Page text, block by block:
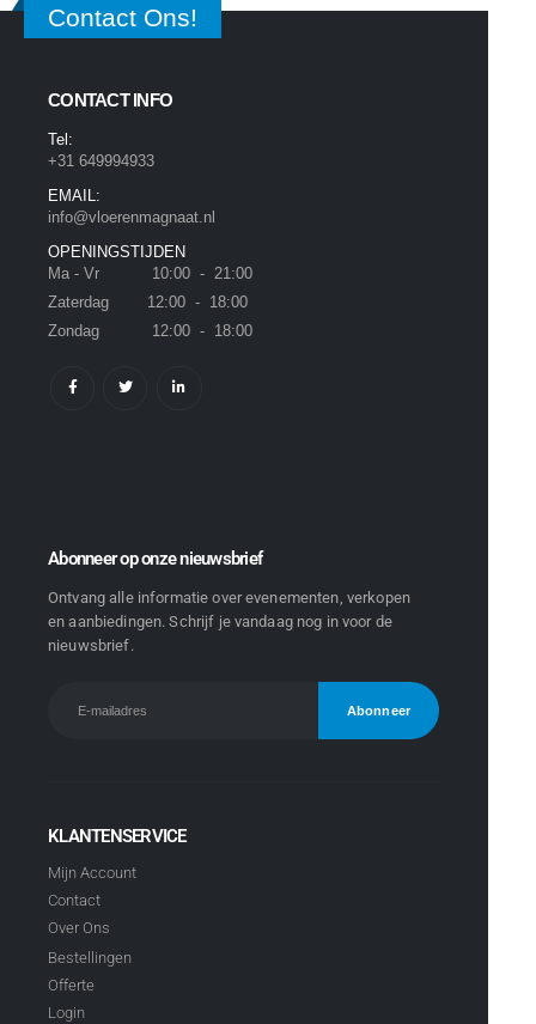
Contact Ons!
CONTACT INFO
Tel:
+31 649994933
EMAIL:
info@vloerenmagnaat.nl
OPENINGSTIJDEN
Ma - Vr 10:00 - 21:00
Zaterdag 12:00 - 18:00
Zondag 12:00 - 18:00
Abonneer op onze nieuwsbrief
Ontvang alle informatie over evenementen, verkopen
en aanbiedingen. Schrijf je vandaag nog in voor de
nieuwsbrief.
KLANTENSERVICE
Mijn Account
Contact
Over Ons
Bestellingen
Offerte
Login